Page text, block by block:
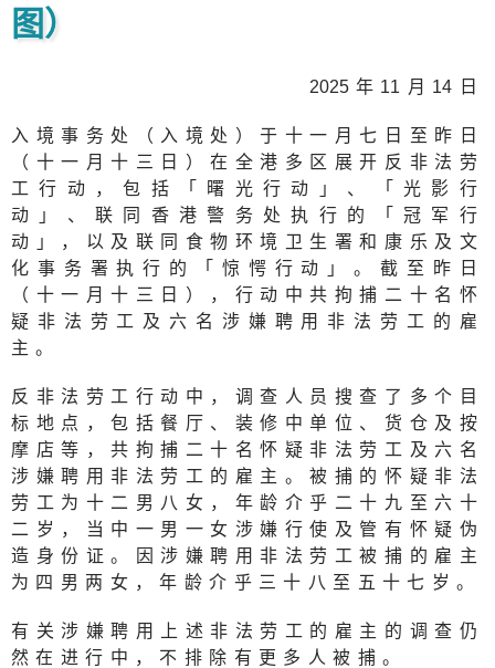
图）
2025年 11月 14日
入境事务处（入境处）于十一月七日至昨日
（十一月十三日）在全港多区展开反非法劳
工行动，包括「曙光行动」、「光影行
动」、联同香港警务处执行的「冠军行
动」，以及联同食物环境卫生署和康乐及文
化事务署执行的「惊愕行动」。截至昨日
（十一月十三日），行动中共拘捕二十名怀
疑非法劳工及六名涉嫌聘用非法劳工的雇
主。
反非法劳工行动中，调查人员搜查了多个目
标地点，包括餐厅、装修中单位、货仓及按
摩店等，共拘捕二十名怀疑非法劳工及六名
涉嫌聘用非法劳工的雇主。被捕的怀疑非法
劳工为十二男八女，年龄介乎二十九至六十
二岁，当中一男一女涉嫌行使及管有怀疑伪
造身份证。因涉嫌聘用非法劳工被捕的雇主
为四男两女，年龄介乎三十八至五十七岁。
有关涉嫌聘用上述非法劳工的雇主的调查仍
然在进行中，不排除有更多人被捕。